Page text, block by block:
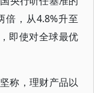
倍，从4.8%升至
即使对全球最优
称，理财产品以